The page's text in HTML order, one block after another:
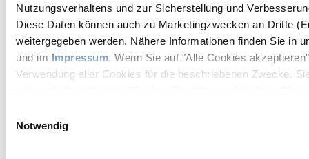
Nutzungsverhaltens und zur Sicherstellung und
Diese Daten können auch zu Marketingzwecken an Dritte
weitergegeben werden. Nähere Informationen finden Sie in
und im Impressum. Wenn Sie auf "Alle Cookies
Verwendung aller Cookies für die beschriebenen Zwecke.
Notwendig
Beste